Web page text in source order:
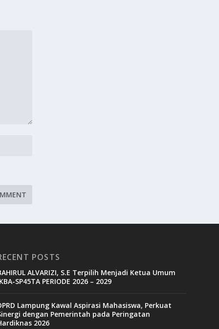
POSTS
ALVARIZI, S.E Terpilih Menjadi Ketua Umum
SP45TA PERIODE 2026 – 2029
Lampung Kawal Aspirasi Mahasiswa, Perkuat
dengan Pemerintah pada Peringatan
2026